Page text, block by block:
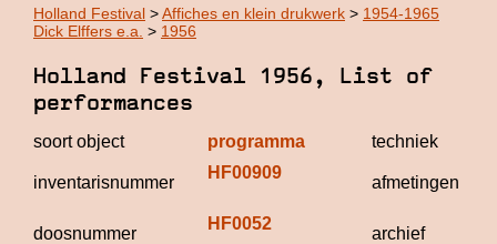
Holland Festival >Affiches en klein drukwerk > 1954-1965
Dick Elffers e.a. > 1956
Holland Festival 1956, List of
performances
soort object programma techniek
inventarisnummer
HF00909
afmetingen
doosnummer
HF0052
archief